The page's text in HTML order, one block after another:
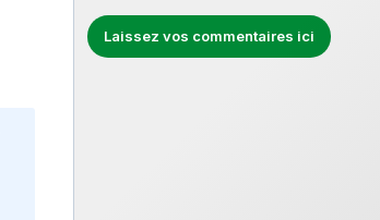
Laissez vos commentaires ici